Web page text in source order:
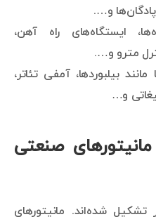
و….
ایستگاه‌های راه آهن،
مترو و….
بیلبوردها، آمفی تئاتر،
و…
صنعتی
تشکیل شده‌اند. مانیتورهای